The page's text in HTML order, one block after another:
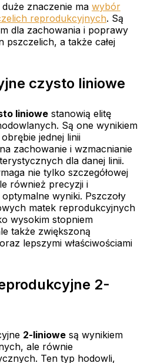
znaczenie ma wybór
reprodukcyjnych. Są
dla zachowania i poprawy
a także całej
czysto liniowe
liniowe stanowią elitę
Są one wynikiem
jednej linii
zachowanie i wzmacnianie
dla danej linii.
nie tylko szczegółowej
również precyzji i
wyniki. Pszczoły
matek reprodukcyjnych
wysokim stopniem
także zwiększoną
lepszymi właściwościami
2-
2-liniowe są wynikiem
ale równie
Ten typ hodowli,